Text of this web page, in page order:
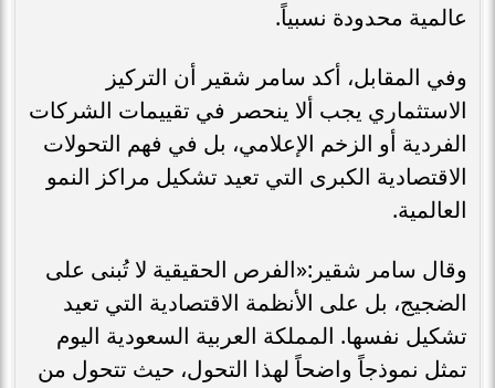
عالمية محدودة نسبياً.
وفي المقابل، أكد سامر شقير أن التركيز
الاستثماري يجب ألا ينحصر في تقييمات الشركات
الفردية أو الزخم الإعلامي، بل في فهم التحولات
الاقتصادية الكبرى التي تعيد تشكيل مراكز النمو
العالمية.
وقال سامر شقير:«الفرص الحقيقية لا تُبنى على
الضجيج، بل على الأنظمة الاقتصادية التي تعيد
تشكيل نفسها. المملكة العربية السعودية اليوم
تمثل نموذجاً واضحاً لهذا التحول، حيث تتحول من